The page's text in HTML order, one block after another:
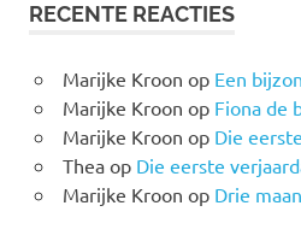
RECENTE REACTIES
Marijke Kroon op Een
Marijke Kroon op Fiona de
Marijke Kroon op Die
Theaop Die eerste
Marijke Kroon op Drie